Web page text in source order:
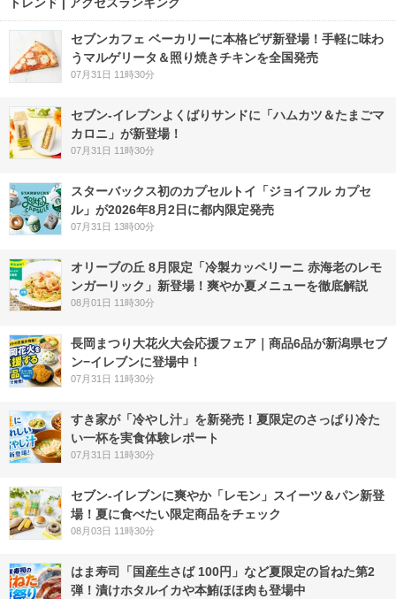
セブンカフェ ベーカリーに本格ピザ新登場！手軽に味わ
うマルゲリータ＆照り焼きチキンを全国発売
07月31日 11時30分
セブン‐イレブンよくばりサンドに「ハムカツ＆たまごマ
カロニ」が新登場！
07月31日 11時30分
スターバックス初のカプセルトイ「ジョイフル カプセ
ル」が2026年8月2日に都内限定発売
07月31日 13時00分
オリーブの丘 8月限定「冷製カッペリーニ 赤海老のレモ
ンガーリック」新登場！爽やか夏メニューを徹底解説
08月01日 11時30分
長岡まつり大花火大会応援フェア｜商品6品が新潟県セブ
ン−イレブンに登場中！
07月31日 11時30分
すき家が「冷やし汁」を新発売！夏限定のさっぱり冷た
い一杯を実食体験レポート
07月31日 11時30分
セブン‐イレブンに爽やか「レモン」スイーツ＆パン新登
場！夏に食べたい限定商品をチェック
08月03日 11時30分
はま寿司「国産生さば 100円」など夏限定の旨ねた第2
弾！漬けホタルイカや本鮪ほほ肉も登場中